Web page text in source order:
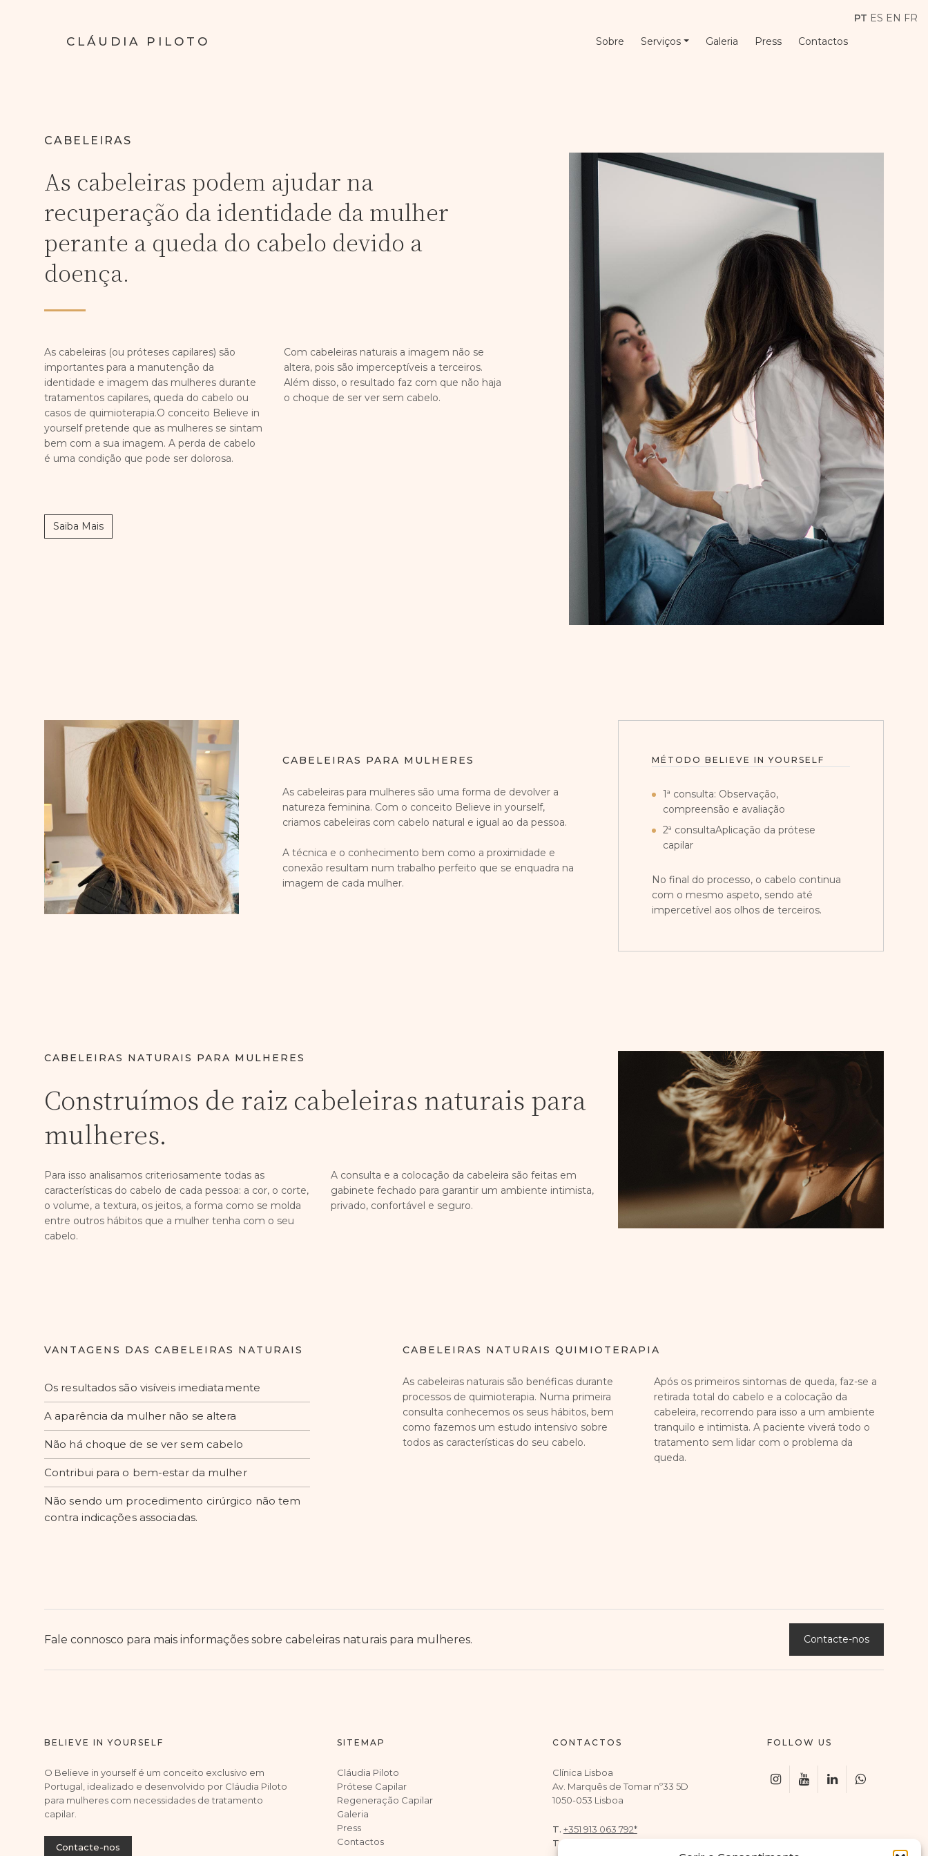
CLÁUDIA PILOTO Sobre Serviços Galeria Press Contactos
CABELEIRAS
As cabeleiras podem ajudar na
recuperação da identidade da mulher
perante a queda do cabelo devido a
doença.
As cabeleiras (ou próteses capilares) são
importantes para a manutenção da
identidade e imagem das mulheres durante
tratamentos capilares, queda do cabelo ou
casos de quimioterapia.O conceito Believe in
yourself pretende que as mulheres se sintam
bem com a sua imagem. A perda de cabelo
é uma condição que pode ser dolorosa.
Com cabeleiras naturais a imagem não se
altera, pois são imperceptíveis a terceiros.
Além disso, o resultado faz com que não haja
o choque de ser ver sem cabelo.
Saiba Mais
CABELEIRAS PARA MULHERES
As cabeleiras para mulheres são uma forma de devolver a
natureza feminina. Com o conceito Believe in yourself,
criamos cabeleiras com cabelo natural e igual ao da pessoa.
A técnica e o conhecimento bem como a proximidade e
conexão resultam num trabalho perfeito que se enquadra na
imagem de cada mulher.
MÉTODO BELIEVE IN YOURSELF
1ª consulta: Observação,
compreensão e avaliação
2ª consultaAplicação da prótese
capilar
No final do processo, o cabelo continua
com o mesmo aspeto, sendo até
impercetível aos olhos de terceiros.
CABELEIRAS NATURAIS PARA MULHERES
Construímos de raiz cabeleiras naturais para
mulheres.
Para isso analisamos criteriosamente todas as
características do cabelo de cada pessoa: a cor, o corte,
o volume, a textura, os jeitos, a forma como se molda
entre outros hábitos que a mulher tenha com o seu
cabelo.
A consulta e a colocação da cabeleira são feitas em
gabinete fechado para garantir um ambiente intimista,
privado, confortável e seguro.
VANTAGENS DAS CABELEIRAS NATURAIS
Os resultados são visíveis imediatamente
A aparência da mulher não se altera
Não há choque de se ver sem cabelo
Contribui para o bem-estar da mulher
Não sendo um procedimento cirúrgico não tem
contra indicações associadas.
CABELEIRAS NATURAIS QUIMIOTERAPIA
As cabeleiras naturais são benéficas durante
processos de quimioterapia. Numa primeira
consulta conhecemos os seus hábitos, bem
como fazemos um estudo intensivo sobre
todos as características do seu cabelo.
Após os primeiros sintomas de queda, faz-se a
retirada total do cabelo e a colocação da
cabeleira, recorrendo para isso a um ambiente
tranquilo e intimista. A paciente viverá todo o
tratamento sem lidar com o problema da
queda.
Fale connosco para mais informações sobre cabeleiras naturais para mulheres. Contacte-nos
BELIEVE IN YOURSELF
O Believe in yourself é um conceito exclusivo em
Portugal, idealizado e desenvolvido por Cláudia Piloto
para mulheres com necessidades de tratamento
capilar.
Contacte-nos
SITEMAP
Cláudia Piloto
Prótese Capilar
Regeneração Capilar
Galeria
Press
Contactos
CONTACTOS
Clínica Lisboa
Av. Marquês de Tomar nº33 5D
1050-053 Lisboa
T. +351 913 063 792*
T.
FOLLOW US
PT ES EN FR